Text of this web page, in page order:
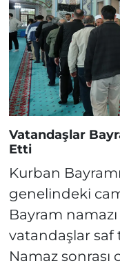
Vatandaşlar
Etti
Kurban
genelindeki
Bayram
vatandaşlar saf
Namaz